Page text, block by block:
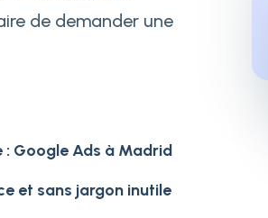
de demander une
: Google Ads à Madrid
et sans jargon inutile